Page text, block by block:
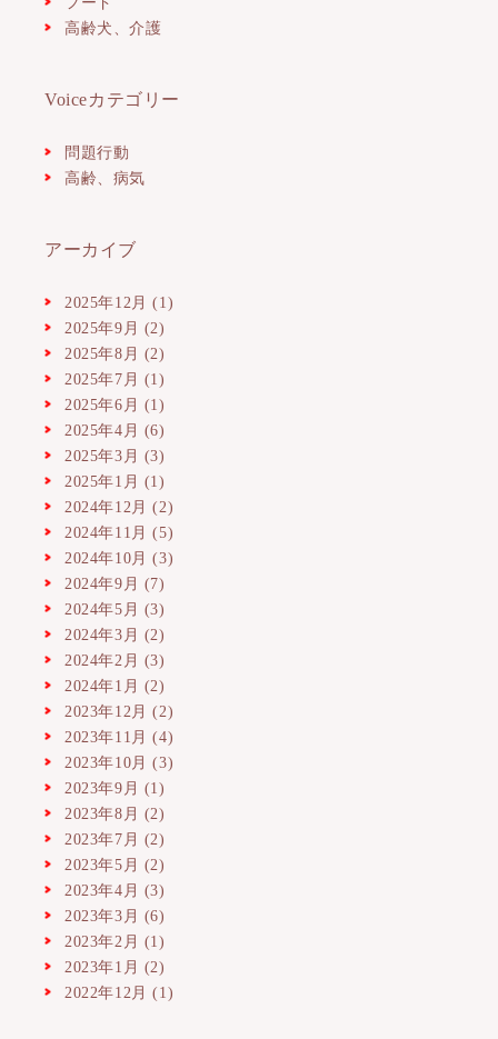
高齢犬、介護
Voiceカテゴリー
問題行動
高齢、病気
アーカイブ
2025年12月 (1)
2025年9月 (2)
2025年8月 (2)
2025年7月 (1)
2025年6月 (1)
2025年4月 (6)
2025年3月 (3)
2025年1月 (1)
2024年12月 (2)
2024年11月 (5)
2024年10月 (3)
2024年9月 (7)
2024年5月 (3)
2024年3月 (2)
2024年2月 (3)
2024年1月 (2)
2023年12月 (2)
2023年11月 (4)
2023年10月 (3)
2023年9月 (1)
2023年8月 (2)
2023年7月 (2)
2023年5月 (2)
2023年4月 (3)
2023年3月 (6)
2023年2月 (1)
2023年1月 (2)
2022年12月 (1)